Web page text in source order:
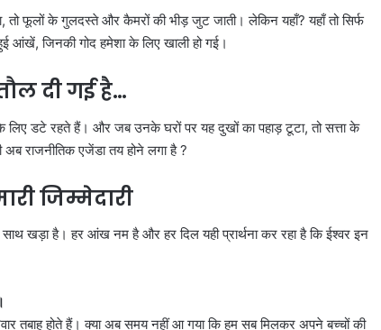
तो फूलों के गुलदस्ते और कैमरों की भीड़ जुट जाती। लेकिन यहाँ? यहाँ तो सिर्फ
आंखें, जिनकी गोद हमेशा के लिए खाली हो गई।
दी गई है…
लिए डटे रहते हैं। और जब उनके घरों पर यह दुखों का पहाड़ टूटा, तो सत्ता के
अब राजनीतिक एजेंडा तय होने लगा है ?
जिम्मेदारी
खड़ा है। हर आंख नम है और हर दिल यही प्रार्थना कर रहा है कि ईश्वर इन
तबाह होते हैं। क्या अब समय नहीं आ गया कि हम सब मिलकर अपने बच्चों की